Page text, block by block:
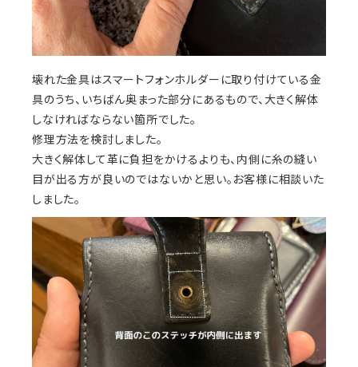
壊れた金具はスマートフォンホルダーに取り付けている金
具のうち、いちばん奥まった部分にあるもので、大きく解体
しなければならない箇所でした。
修理方法を検討しました。
大きく解体して革に負担をかけるよりも、内側に糸の縫い
目が出る方が良いのではないかと思い。お客様に相談いた
しました。